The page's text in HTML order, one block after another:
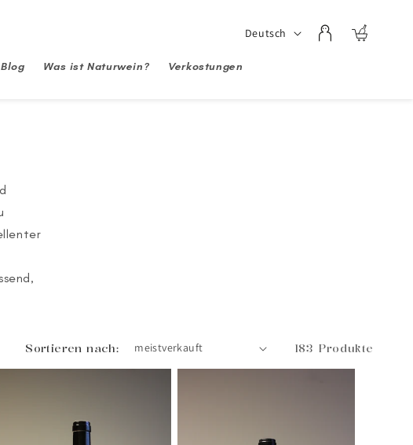
Blog Was ist Naturwein? Verkostungen
Sprache
Deutsch EinloggenWarenkorb
Sortieren nach: 183 Produkte